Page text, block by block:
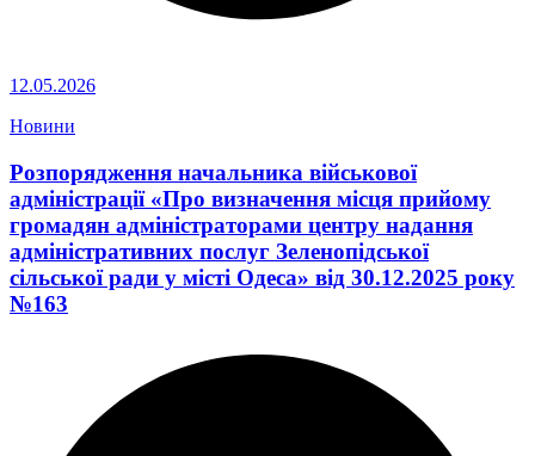
12.05.2026
Новини
Розпорядження начальника військової
адміністрації «Про визначення місця прийому
громадян адміністраторами центру надання
адміністративних послуг Зеленопідської
сільської ради у місті Одеса» від 30.12.2025 року
№163